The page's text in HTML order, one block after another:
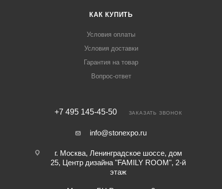
КАК КУПИТЬ
Условия оплаты
Условия доставки
Гарантия на товар
Вопрос-ответ
+7 495 145-45-50 ЗАКАЗАТЬ ЗВОНОК
info@stonexpo.ru
г. Москва, Ленинградское шоссе, дом
25, Центр дизайна "FAMILY ROOM", 2-й
этаж